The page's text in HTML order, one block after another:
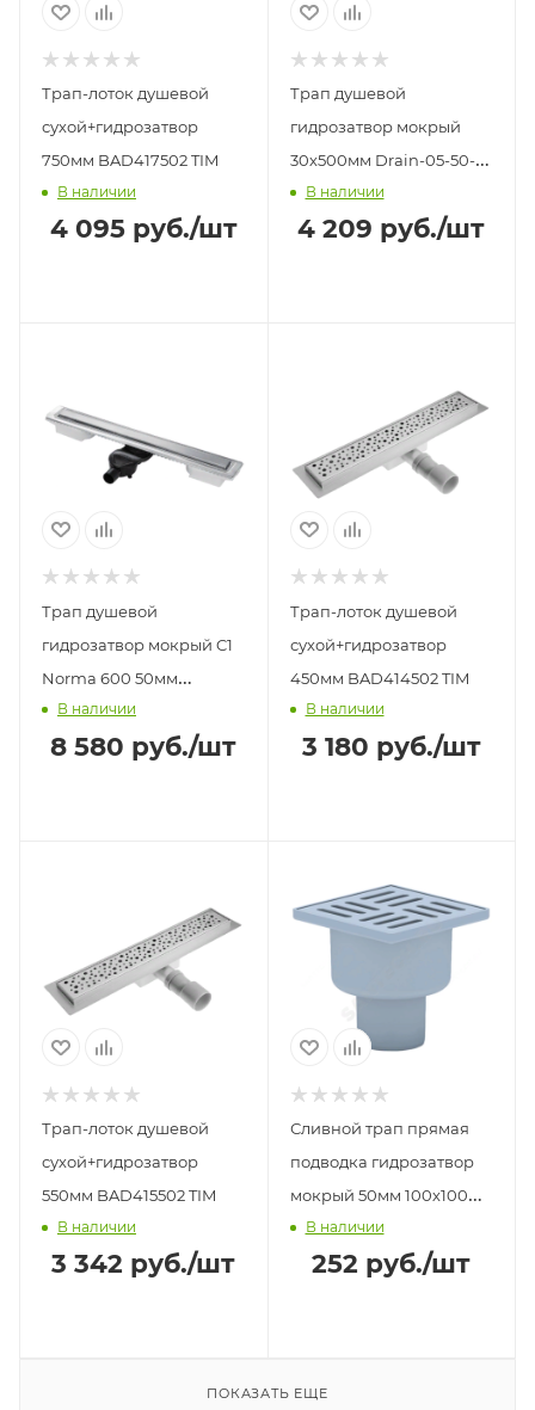
Трап-лоток душевой
сухой+гидрозатвор
750мм BAD417502 TIM
В наличии
4 095руб./шт
Трап душевой
гидрозатвор мокрый
30х500мм Drain-05-50-
Slim Black MIXXUS
В наличии
4 209 руб./шт
Трап душевой
гидрозатвор мокрый C1
Norma 600 50мм
600х44мм WASSERHAUS
BERGES
В наличии
8 580 руб./шт
Трап-лоток душевой
сухой+гидрозатвор
450мм BAD414502 TIM
В наличии
3 180 руб./шт
Трап-лоток душевой
сухой+гидрозатвор
550мм BAD415502 TIM
В наличии
3 342 руб./шт
Сливной трап прямая
подводка гидрозатвор
мокрый 50мм 100х100мм
ТА5204 АНИ Пласт
В наличии
252 руб./шт
ПОКАЗАТЬ ЕЩЕ